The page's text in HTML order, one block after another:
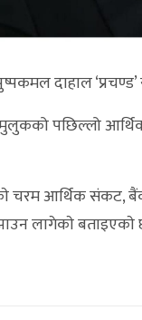
दाहाल
पछिल्लो आर्थिक
चरम आर्थिक संकट,
लागेकाे बताइएकाे